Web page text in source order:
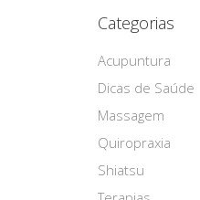
Categorias
Acupuntura
Dicas de Saúde
Massagem
Quiropraxia
Shiatsu